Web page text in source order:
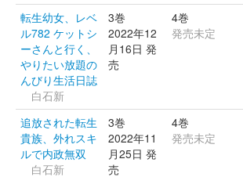
転生幼女、レベ
ル782 ケットシ
ーさんと行く、
やりたい放題の
んびり生活日誌
白石新
3巻
2022年12
月16日 発
売
4巻
発売未定
追放された転生
貴族、外れスキ
ルで内政無双
白石新
3巻
2022年11
月25日 発
売
4巻
発売未定